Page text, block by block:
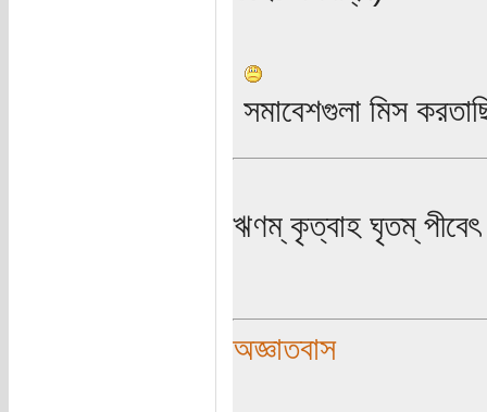
সমাবেশগুলা মিস
ঋণম্ কৃত্বাহ ঘৃতম্ পীবেৎ
অজ্ঞাতবাস